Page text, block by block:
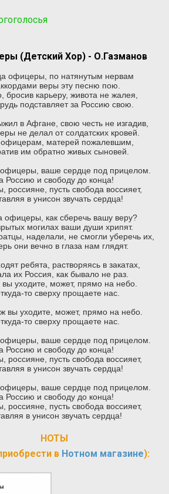
(Детский Хор) - О.Газманов
офицеры, по натянутым нервам
веры эту песню пою.
бросив карьеру, живота не жалея,
подставляет за Россию свою.
в Афгане, свою честь не изгадив,
не делал от солдатских кровей.
матерей пожалевшим,
им обратно живых сыновей.
ваше сердце под прицелом.
Россию и свободу до конца!
пусть свобода воссияет,
в унисон звучать сердца!
офицеры, как сберечь вашу веру?
могилах ваши души хрипят.
наделали, не смогли уберечь их,
они вечно в глаза нам глядят.
ребята, растворяясь в закатах,
их Россия, как бывало не раз.
вы уходите, может, прямо на небо.
то сверху прощаете нас.
вы уходите, может, прямо на небо.
то сверху прощаете нас.
ваше сердце под прицелом.
Россию и свободу до конца!
пусть свобода воссияет,
в унисон звучать сердца!
ваше сердце под прицелом.
Россию и свободу до конца!
пусть свобода воссияет,
в унисон звучать сердца!
НОТЫ
в Нотном магазине):